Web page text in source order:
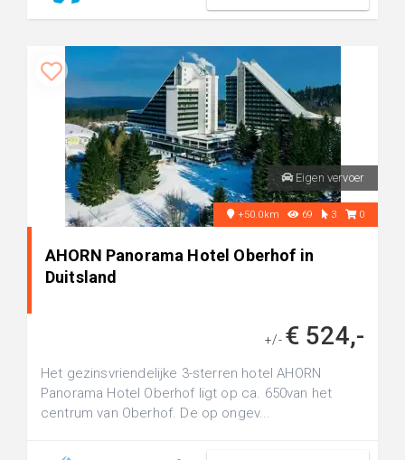
Eigen vervoer
+50.0km 69 3 0
AHORN Panorama Hotel Oberhof in
Duitsland
+/- € 524,-
Het gezinsvriendelijke 3-sterren hotel AHORN
Panorama Hotel Oberhof ligt op ca. 650van het
centrum van Oberhof. De op ongev...